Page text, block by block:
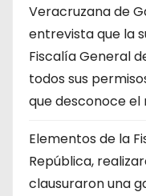
Veracruzana de
entrevista que la
Fiscalía General
todos sus
que desconoce el
Elementos de la
República,
clausuraron una